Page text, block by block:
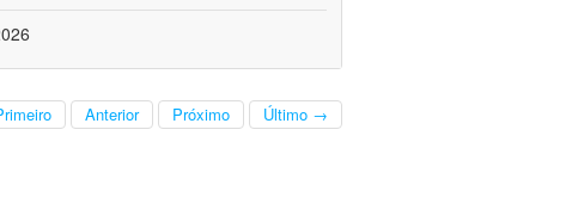
Anterior Próximo Último →